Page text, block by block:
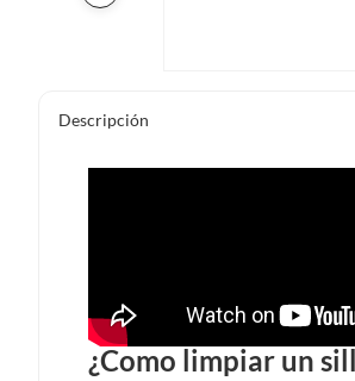
Descripción
¿Como limpiar un